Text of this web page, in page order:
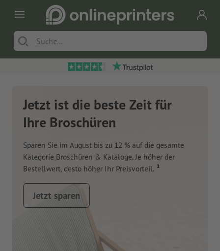
Jetzt ist die beste Zeit für
Ihre Broschüren
Sparen Sie im August bis zu 12 % auf die gesamte
Kategorie Broschüren & Kataloge. Je höher der
Bestellwert, desto höher Ihr Preisvorteil. 1
Jetzt sparen